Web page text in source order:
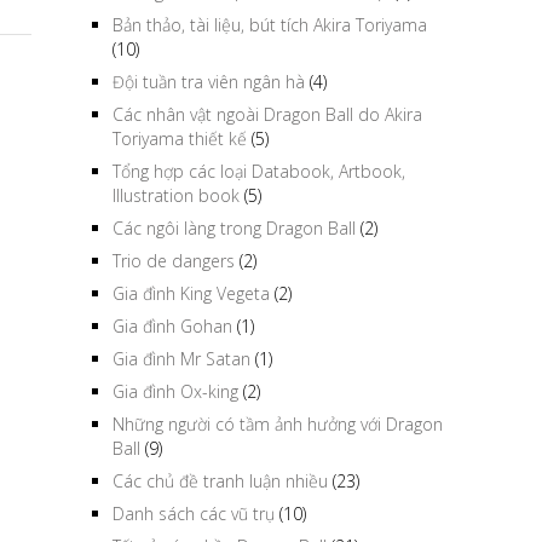
Bản thảo, tài liệu, bút tích Akira Toriyama
(10)
Đội tuần tra viên ngân hà (4)
Các nhân vật ngoài Dragon Ball do Akira
Toriyama thiết kế (5)
Tổng hợp các loại Databook, Artbook,
Illustration book (5)
Các ngôi làng trong Dragon Ball (2)
Trio de dangers (2)
Gia đình King Vegeta (2)
Gia đình Gohan (1)
Gia đình Mr Satan (1)
Gia đình Ox-king (2)
Những người có tầm ảnh hưởng với Dragon
Ball (9)
Các chủ đề tranh luận nhiều (23)
Danh sách các vũ trụ (10)